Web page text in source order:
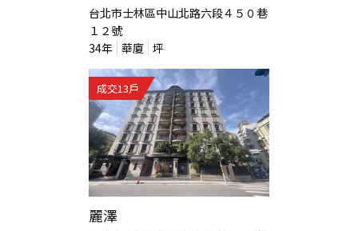
台北市士林區中山北路六段４５０巷
１２號
34年 華廈 坪
成交13戶
麗澤